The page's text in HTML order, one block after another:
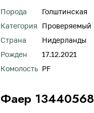
Порода
Голштинская
Категория
Проверяемый
Страна
Нидерланды
Рожден
17.12.2021
Комолость PF
Фаер 13440568